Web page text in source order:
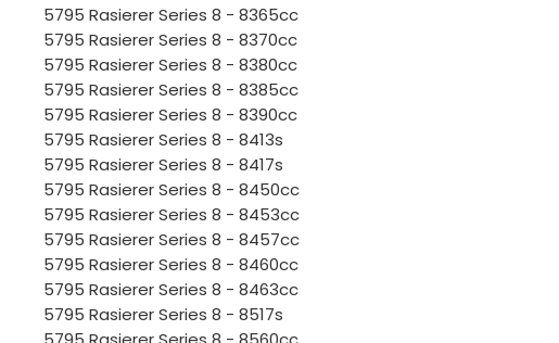
5795 Rasierer Series 8 - 8365cc
5795 Rasierer Series 8 - 8370cc
5795 Rasierer Series 8 - 8380cc
5795 Rasierer Series 8 - 8385cc
5795 Rasierer Series 8 - 8390cc
5795 Rasierer Series 8 - 8413s
5795 Rasierer Series 8 - 8417s
5795 Rasierer Series 8 - 8450cc
5795 Rasierer Series 8 - 8453cc
5795 Rasierer Series 8 - 8457cc
5795 Rasierer Series 8 - 8460cc
5795 Rasierer Series 8 - 8463cc
5795 Rasierer Series 8 - 8517s